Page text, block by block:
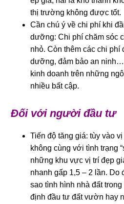
thị trường không được tốt.
Cần chú ý về chi phí khi
dưỡng: Chi phí chăm sóc
nhỏ. Còn thêm các chi phí
dưỡng, đảm bảo an
kinh doanh trên những
nhiều bất cập.
Đối với người đầu tư
Tiến độ tăng giá: tùy vào
không cùng với tình trạng
những khu vực vị trí đẹp
nhanh gấp 1,5 – 2 lần. Do
sao tình hình nhà đất
định đầu tư đất vườn hay